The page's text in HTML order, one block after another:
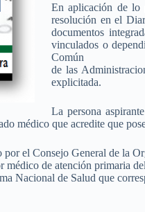
En aplicación de lo
resolución en el
documentos
vinculados o
Común
de las
explicitada.
La persona
médico que acredite que
el Consejo General de la
médico de atención primaria
Nacional de Salud que